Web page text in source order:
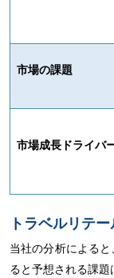
市場の課題
市場成長ドライバ
トラベルリテ
当社の分析による
ると予想される課題